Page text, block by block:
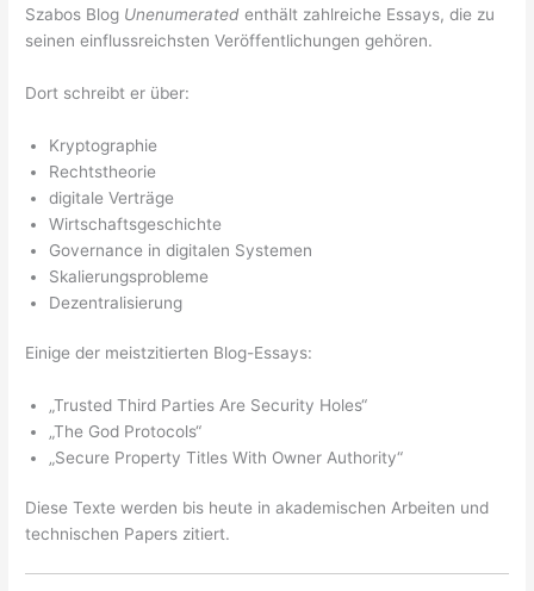
Szabos Blog Unenumerated enthält zahlreiche Essays, die zu
seinen einflussreichsten Veröffentlichungen gehören.
Dort schreibt er über:
Kryptographie
Rechtstheorie
digitale Verträge
Wirtschaftsgeschichte
Governance in digitalen Systemen
Skalierungsprobleme
Dezentralisierung
Einige der meistzitierten Blog-Essays:
„Trusted Third Parties Are Security Holes“
„The God Protocols“
„Secure Property Titles With Owner Authority“
Diese Texte werden bis heute in akademischen Arbeiten und
technischen Papers zitiert.